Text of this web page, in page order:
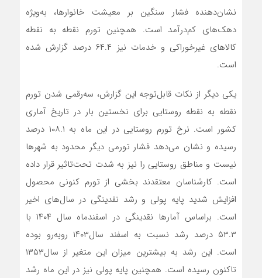
نشان‌دهنده فشار سنگین بر معیشت خانوارها، به‌ویژه
دهک‌های کم‌درآمد است. همچنین تورم نقطه به نقطه
کالاهای غیرخوراکی و خدمات نیز ۶۴.۴ درصد گزارش شده
است.
یکی دیگر از نکات قابل‌توجه این گزارش، سه‌رقمی شدن تورم
نقطه به نقطه روستایی برای نخستین بار در تاریخ آماری
کشور است. نرخ تورم روستایی در این ماه به ۱۰۸.۱ درصد
رسیده و نشان می‌دهد فشار تورمی دیگر محدود به شهرها
نیست و مناطق روستایی را نیز به شدت تحت‌تاثیر قرار داده
است. کارشناسان معتقدند بخشی از تورم کنونی محصول
افزایش شدید پایه پولی و رشد نقدینگی در سال‌های اخیر
است. براساس آمارها نقدینگی در اسفند‌ماه سال ۱۴۰۴ با
۵۳.۳ درصد رشد نسبت به اسفند سال۱۴۰۳ روبه‌رو بوده
است. این رشد به بیشترین میزان این متغیر از سال۱۳۵۳
تاکنون رسیده است. همچنین پایه پولی نیز در این ماه رشد